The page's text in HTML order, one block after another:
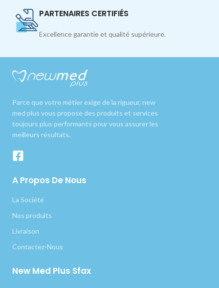
PARTENAIRES CERTIFIÉS
Excellence garantie et qualité supérieure.
Parce que votre métier exige de la rigueur, new
med plus vous propose des produits et services
toujours plus performants pour vous assurer les
meilleurs résultats.
A Propos De Nous
La Société
Nos produits
Livraison
Contactez-Nous
New Med Plus Sfax